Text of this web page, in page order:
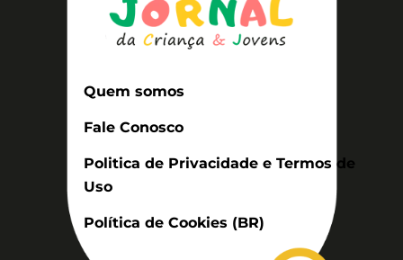
Quem somos
Fale Conosco
Politica de Privacidade e Termos de
Uso
Política de Cookies (BR)